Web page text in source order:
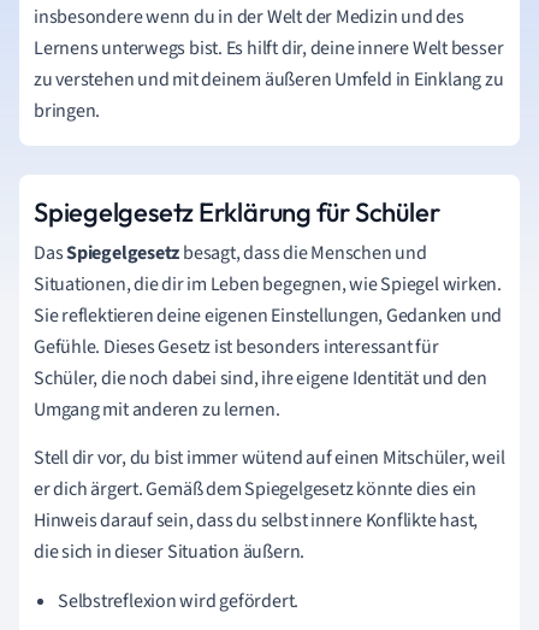
insbesondere wenn du in der Welt der Medizin und des
Lernens unterwegs bist. Es hilft dir, deine innere Welt besser
zu verstehen und mit deinem äußeren Umfeld in Einklang zu
bringen.
Spiegelgesetz Erklärung für Schüler
DasSpiegelgesetzbesagt, dass die Menschen und
Situationen, die dir im Leben begegnen, wie Spiegel wirken.
Sie reflektieren deine eigenen Einstellungen, Gedanken und
Gefühle. Dieses Gesetz ist besonders interessant für
Schüler, die noch dabei sind, ihre eigene Identität und den
Umgang mit anderen zu lernen.
Stell dir vor, du bist immer wütend auf einen Mitschüler, weil
er dich ärgert. Gemäß dem Spiegelgesetz könnte dies ein
Hinweis darauf sein, dass du selbst innere Konflikte hast,
die sich in dieser Situation äußern.
Selbstreflexion wird gefördert.